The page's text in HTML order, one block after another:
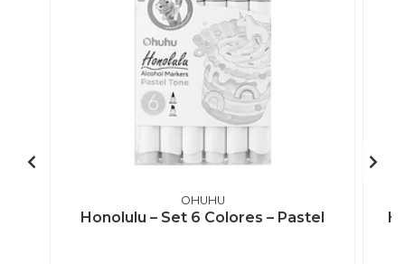
OHUHU
Honolulu – Set 6 Colores – Pastel